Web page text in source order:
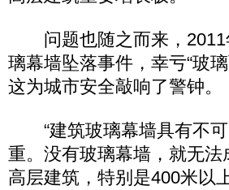
问题也随之而来，2011
璃幕墙坠落事件，幸亏“玻
这为城市安全敲响了警钟。
“建筑玻璃幕墙具有不可
重。没有玻璃幕墙，就无法
高层建筑，特别是400米以